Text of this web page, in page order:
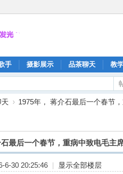
手 摄影展示 品茶聊天 教
› 1975年， 蒋介石最后一个春节
最后一个春节，重病中致电毛主
6-30 20:25:46 | 显示全部楼层